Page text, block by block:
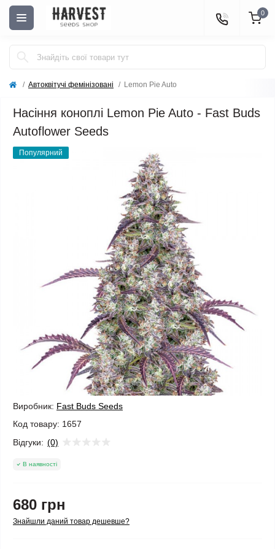
0
Автоквітучі фемінізовані Lemon Pie Auto
Насіння коноплі Lemon Pie Auto - Fast Buds
Autoflower Seeds
Популярний
Виробник: Fast Buds Seeds
Код товару: 1657
Відгуки: (0)
В наявності
680 грн
Знайшли даний товар дешевше?